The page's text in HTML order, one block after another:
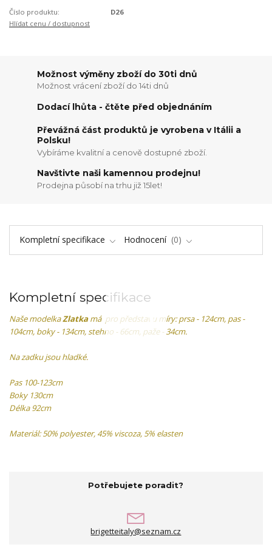
Číslo produktu:
D26
Hlídat cenu / dostupnost
Možnost výměny zboží do 30ti dnů
Možnost vrácení zboží do 14ti dnů
Dodací lhůta - čtěte před objednáním
Převážná část produktů je vyrobena v Itálii a
Polsku!
Vybíráme kvalitní a cenově dostupné zboží.
Navštivte naši kamennou prodejnu!
Prodejna působí na trhu již 15let!
Kompletní specifikace Hodnocení 0
Kompletní specifikace
Naše modelkaZlatkamá pro představu míry: prsa - 124cm, pas -
104cm, boky - 134cm, stehno - 66cm, paže - 34cm.
Na zadku jsou hladké.
Pas 100-123cm
Boky 130cm
Délka 92cm
Materiál: 50% polyester, 45% viscoza, 5% elasten
Potřebujete poradit?
brigetteitaly@seznam.cz